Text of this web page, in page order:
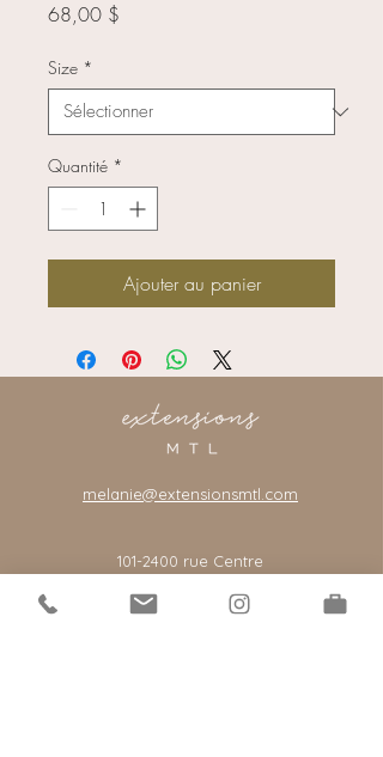
68,00 $
Size *
Quantité *
Ajouter au panier
melanie@extensionsmtl.com
101-2400 rue Centre